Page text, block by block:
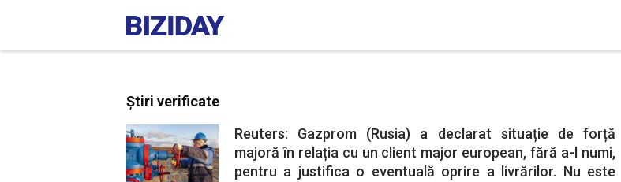
Știri verificate
Reuters: Gazprom (Rusia) a declarat situație de forță
majoră în relația cu un client major european, fără a-l numi,
pentru a justifica o eventuală oprire a livrărilor. Nu este